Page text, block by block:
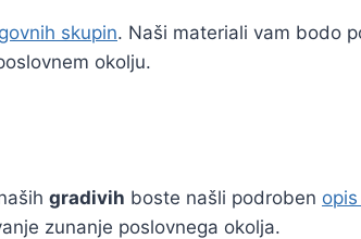
skupin. Naši materiali vam bodo
okolju.
gradivih boste našli podroben
zunanje poslovnega okolja.